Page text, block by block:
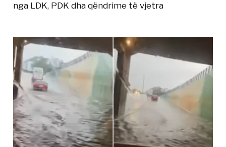
nga LDK, PDK dha qëndrime të vjetra